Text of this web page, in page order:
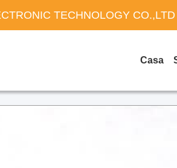
TECHNOLOGY CO.,LTD
Casa